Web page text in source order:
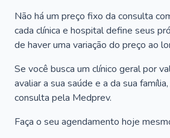
Não há um preço fixo da consulta
cada clínica e hospital define seus
de haver uma variação do preço ao
Se você busca um clínico geral por
avaliar a sua saúde e a da sua
consulta pela Medprev.
Faça o seu agendamento hoje